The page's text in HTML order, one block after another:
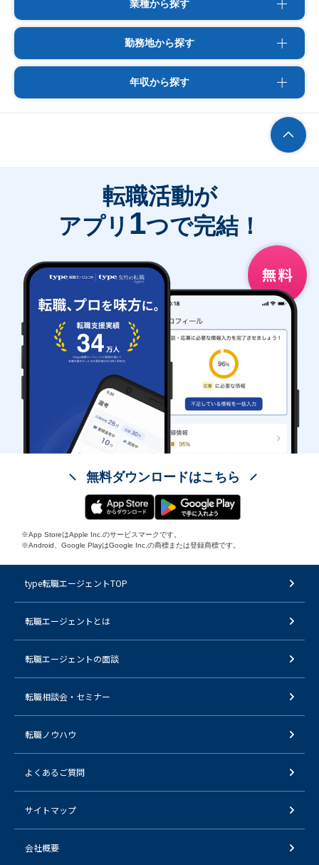
業種から探す
勤務地から探す
年収から探す
転職活動が
アプリ 1つで完結！
無料ダウンロードはこちら
※App StoreはApple Inc.のサービスマークです。
※Android、Google PlayはGoogle Inc.の商標または登録商標です。
type転職エージェントTOP
転職エージェントとは
転職エージェントの面談
転職相談会・セミナー
転職ノウハウ
よくあるご質問
サイトマップ
会社概要